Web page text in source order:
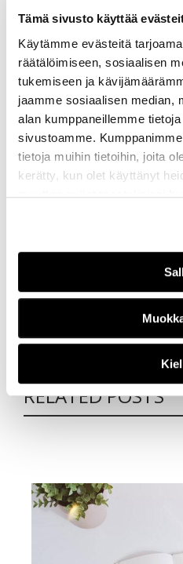
Tämä sivusto käyttää
Käytämme evästeitä
räätälöimiseen, sosiaalisen
tukemiseen ja
jaamme sosiaalisen median,
alan kumppaneillemme
sivustoamme.
tietoja muihin tietoihin, joita
kerätty, kun olet käyttänyt
muuttaa evästeasetuksiesi
ja São Paulon osavaltion
Renato Nalini sekä tietysti
Prokki, Virpi Heinonen
ja Juha Lahtinen.
vastavuoroisuus on
aikana on opittu
kollegoiltamme vähintään
meiltä. Obrigado Brasil!
Kuvat: Rio Branco -koulu,
,
LISÄÄ AIHEEN
RELATED POSTS